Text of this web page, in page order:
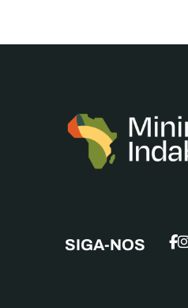
SIGA-NOS